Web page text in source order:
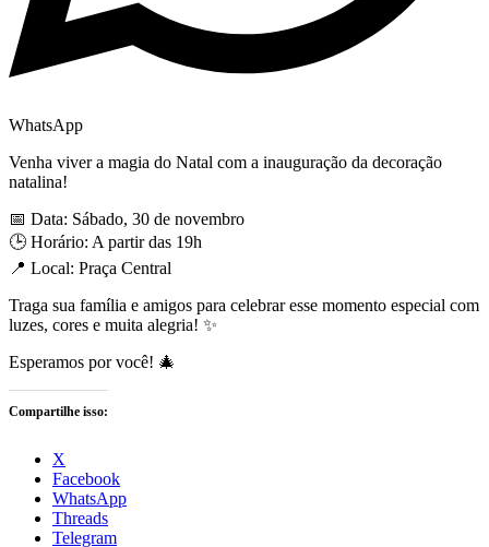
WhatsApp
Venha viver a magia do Natal com a inauguração da decoração
natalina!
📅 Data: Sábado, 30 de novembro
🕒 Horário: A partir das 19h
📍 Local: Praça Central
Traga sua família e amigos para celebrar esse momento especial com
luzes, cores e muita alegria! ✨
Esperamos por você! 🎄
Compartilhe isso:
X
Facebook
WhatsApp
Threads
Telegram